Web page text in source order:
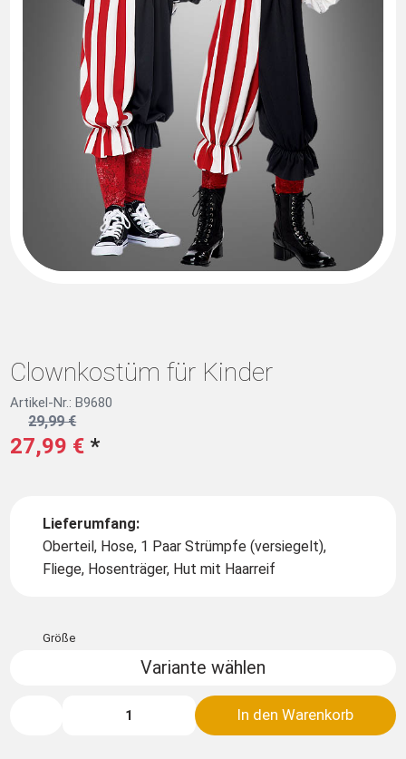
Clownkostüm für Kinder
Artikel-Nr.: B9680
27,99 € *
29,99 €
Lieferumfang:
Oberteil, Hose, 1 Paar Strümpfe (versiegelt),
Fliege, Hosenträger, Hut mit Haarreif
Größe
Variante wählen
In den Warenkorb